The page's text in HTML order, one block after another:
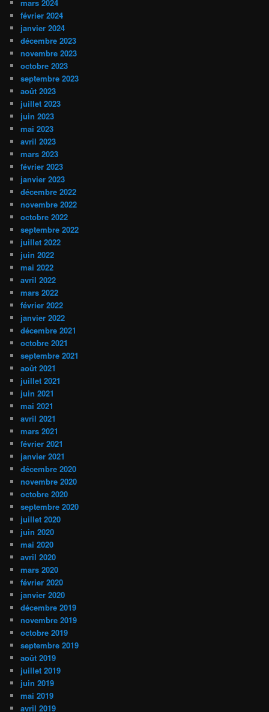
mars 2024
février 2024
janvier 2024
décembre 2023
novembre 2023
octobre 2023
septembre 2023
août 2023
juillet 2023
juin 2023
mai 2023
avril 2023
mars 2023
février 2023
janvier 2023
décembre 2022
novembre 2022
octobre 2022
septembre 2022
juillet 2022
juin 2022
mai 2022
avril 2022
mars 2022
février 2022
janvier 2022
décembre 2021
octobre 2021
septembre 2021
août 2021
juillet 2021
juin 2021
mai 2021
avril 2021
mars 2021
février 2021
janvier 2021
décembre 2020
novembre 2020
octobre 2020
septembre 2020
juillet 2020
juin 2020
mai 2020
avril 2020
mars 2020
février 2020
janvier 2020
décembre 2019
novembre 2019
octobre 2019
septembre 2019
août 2019
juillet 2019
juin 2019
mai 2019
avril 2019